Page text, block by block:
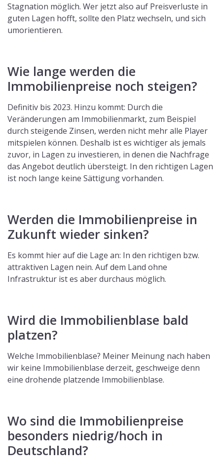
Stagnation möglich. Wer jetzt also auf Preisverluste in
guten Lagen hofft, sollte den Platz wechseln, und sich
umorientieren.
Wie lange werden die
Immobilienpreise noch steigen?
Definitiv bis 2023. Hinzu kommt: Durch die
Veränderungen am Immobilienmarkt, zum Beispiel
durch steigende Zinsen, werden nicht mehr alle Player
mitspielen können. Deshalb ist es wichtiger als jemals
zuvor, in Lagen zu investieren, in denen die Nachfrage
das Angebot deutlich übersteigt. In den richtigen Lagen
ist noch lange keine Sättigung vorhanden.
Werden die Immobilienpreise in
Zukunft wieder sinken?
Es kommt hier auf die Lage an: In den richtigen bzw.
attraktiven Lagen nein. Auf dem Land ohne
Infrastruktur ist es aber durchaus möglich.
Wird die Immobilienblase bald
platzen?
Welche Immobilienblase? Meiner Meinung nach haben
wir keine Immobilienblase derzeit, geschweige denn
eine drohende platzende Immobilienblase.
Wo sind die Immobilienpreise
besonders niedrig/hoch in
Deutschland?